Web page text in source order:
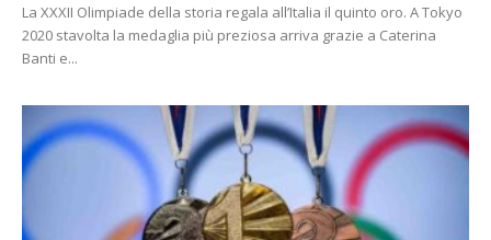
La XXXII Olimpiade della storia regala all’Italia il quinto oro. A Tokyo
2020 stavolta la medaglia più preziosa arriva grazie a Caterina
Banti e...